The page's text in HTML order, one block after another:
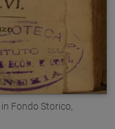
Fondo Storico,